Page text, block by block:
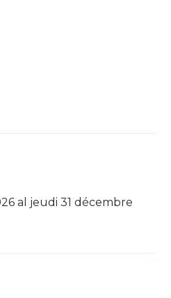
al jeudi 31 décembre